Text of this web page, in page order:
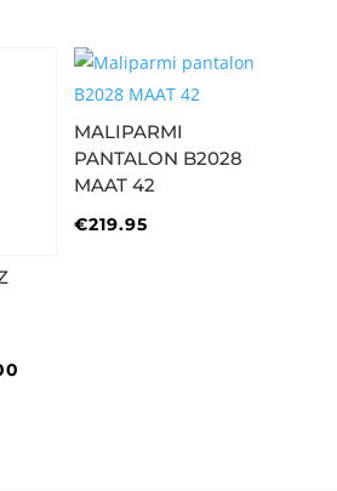
€190.00.
MALIPARMI
PANTALON B2028
MAAT 42
€219.95